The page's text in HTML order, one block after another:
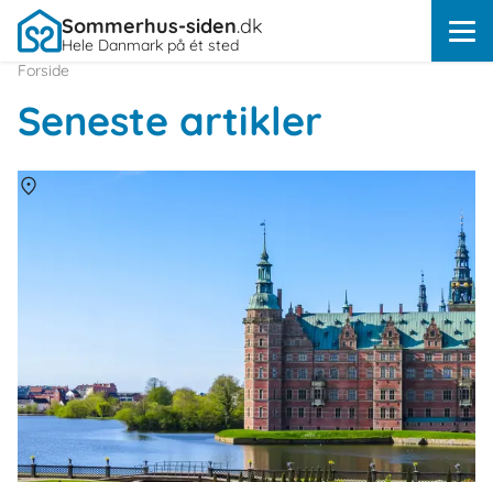
Sommerhus-siden.dk
Hele Danmark på ét sted
Forside
Seneste artikler